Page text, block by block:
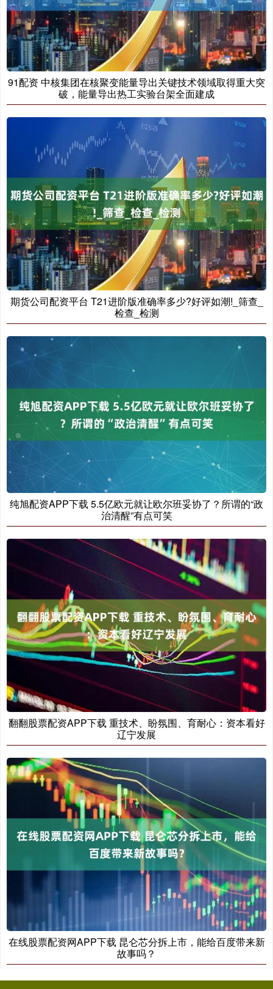
91配资 中核集团在核聚变能量导出关键技术领域取得重大突
破，能量导出热工实验台架全面建成
期货公司配资平台 T21进阶版准确率多少?好评如潮!_筛查_
检查_检测
纯旭配资APP下载 5.5亿欧元就让欧尔班妥协了？所谓的“政
治清醒”有点可笑
翻翻股票配资APP下载 重技术、盼氛围、育耐心：资本看好
辽宁发展
在线股票配资网APP下载 昆仑芯分拆上市，能给百度带来新
故事吗？